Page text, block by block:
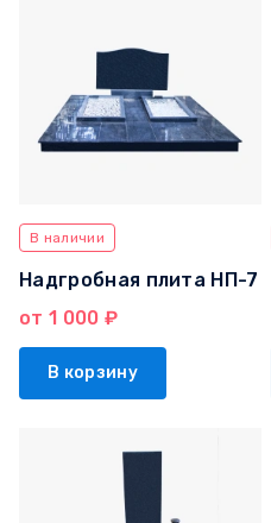
В наличии
Надгробная плита НП-7
от 1 000 ₽
В корзину